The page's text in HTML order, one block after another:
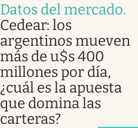
Datos del mercado.
Cedear: los
argentinos mueven
más de u$s 400
millones por día,
¿cuál es la apuesta
que domina las
carteras?